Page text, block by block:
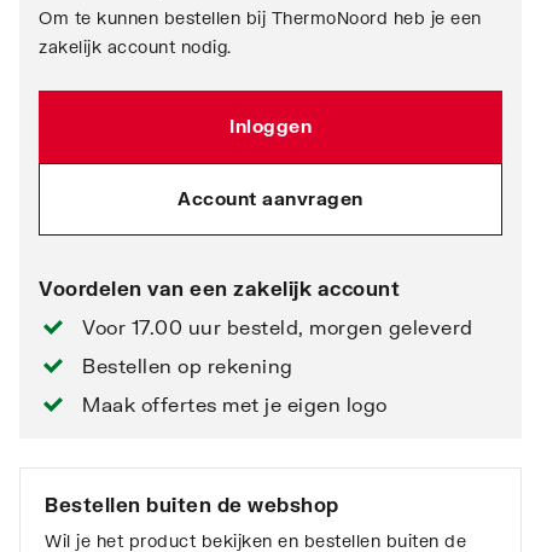
Om te kunnen bestellen bij ThermoNoord heb je een
zakelijk account nodig.
Inloggen
Account aanvragen
Voordelen van een zakelijk account
Voor 17.00 uur besteld, morgen geleverd
Bestellen op rekening
Maak offertes met je eigen logo
Bestellen buiten de webshop
Wil je het product bekijken en bestellen buiten de